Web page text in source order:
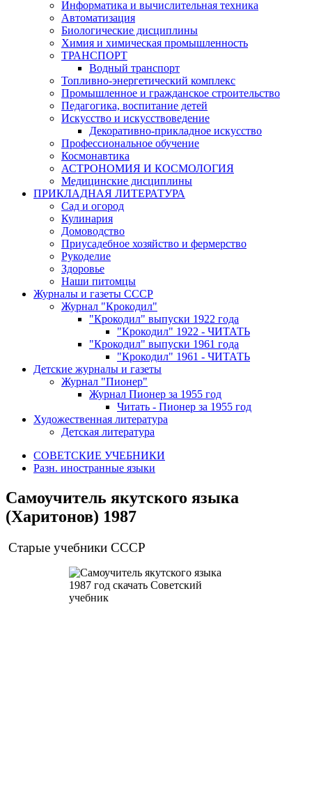
Информатика и вычислительная техника
Автоматизация
Биологические дисциплины
Химия и химическая промышленность
ТРАНСПОРТ
Водный транспорт
Топливно-энергетический комплекс
Промышленное и гражданское строительство
Педагогика, воспитание детей
Искусство и искусствоведение
Декоративно-прикладное искусство
Профессиональное обучение
Космонавтика
АСТРОНОМИЯ И КОСМОЛОГИЯ
Медицинские дисциплины
ПРИКЛАДНАЯ ЛИТЕРАТУРА
Сад и огород
Кулинария
Домоводство
Приусадебное хозяйство и фермерство
Рукоделие
Здоровье
Наши питомцы
Журналы и газеты СССР
Журнал "Крокодил"
"Крокодил" выпуски 1922 года
"Крокодил" 1922 - ЧИТАТЬ
"Крокодил" выпуски 1961 года
"Крокодил" 1961 - ЧИТАТЬ
Детские журналы и газеты
Журнал "Пионер"
Журнал Пионер за 1955 год
Читать - Пионер за 1955 год
Художественная литература
Детская литература
СОВЕТСКИЕ УЧЕБНИКИ
Разн. иностранные языки
Самоучитель якутского языка
(Харитонов) 1987
Старые учебники СССР